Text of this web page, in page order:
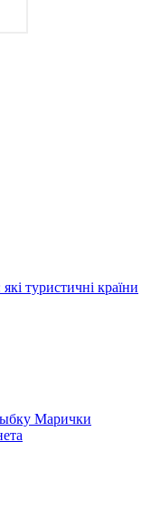
туристичні країни
Марички